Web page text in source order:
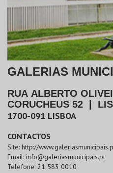
GALERIAS
RUA ALBERTO
CORUCHEUS 52
1700-091 LISBOA
CONTACTOS
Site: http://
Email: info@galeriasmunicipais.pt
Telefone: 21 583 0010